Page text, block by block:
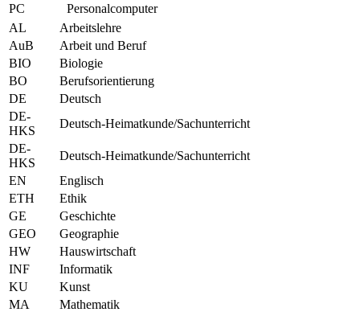
PC
Personalcomputer
AL
Arbeitslehre
AuB
Arbeit und Beruf
BIO
Biologie
BO
Berufsorientierung
DE
Deutsch
DE-
HKS
Deutsch-Heimatkunde/Sachunterricht
DE-
HKS
Deutsch-Heimatkunde/Sachunterricht
EN
Englisch
ETH
Ethik
GE
Geschichte
GEO
Geographie
HW
Hauswirtschaft
INF
Informatik
KU
Kunst
MA
Mathematik